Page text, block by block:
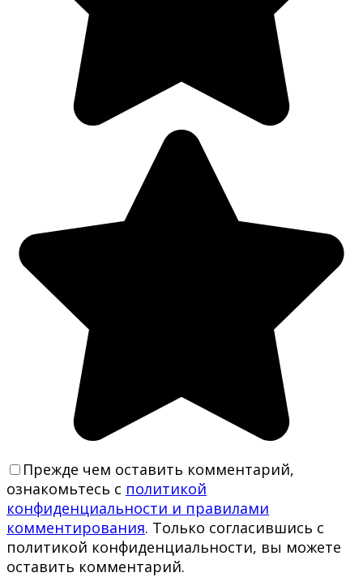
Прежде чем оставить комментарий,
ознакомьтесь с политикой
конфиденциальности и правилами
комментирования. Только согласившись с
политикой конфиденциальности, вы можете
оставить комментарий.